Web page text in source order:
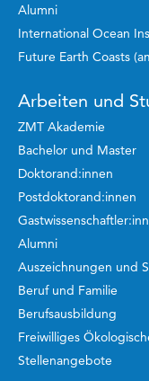
Alumni
International Ocean
Future Earth Coasts
Arbeiten und
ZMT Akademie
Bachelor und Master
Doktorand:innen
Postdoktorand:innen
Alumni
Auszeichnungen und
Beruf und Familie
Berufsausbildung
Freiwilliges
Stellenangebote